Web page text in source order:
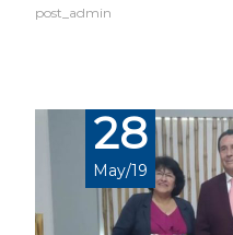
post_admin
28
May/19